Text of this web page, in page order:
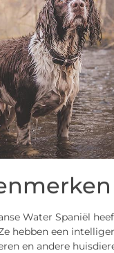
Water Spaniël
hebben een
en andere